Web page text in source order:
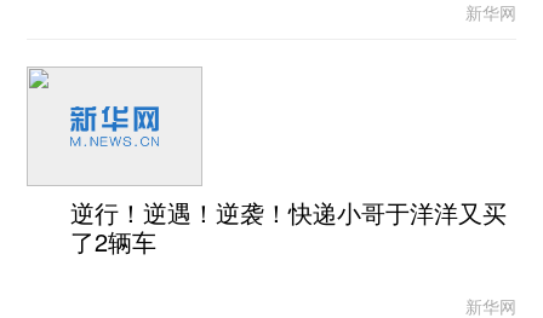
新华网
逆行！逆遇！逆袭！快递小哥于洋洋又买
了2辆车
新华网